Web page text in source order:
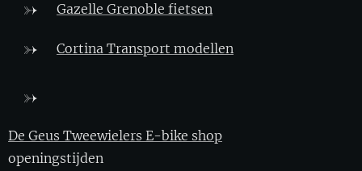
Gazelle Grenoble fietsen
Cortina Transport modellen
De Geus Tweewielers E-bike shop
openingstijden